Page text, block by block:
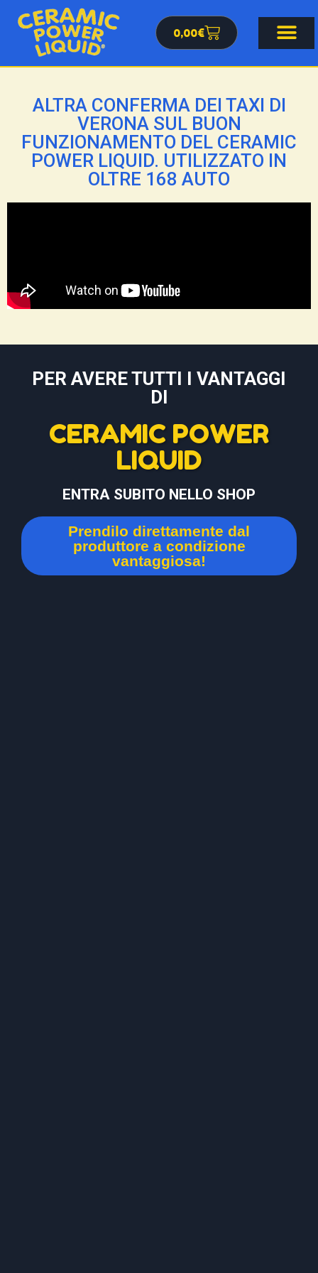
0,00€
ALTRA CONFERMA DEI TAXI DI
VERONA SUL BUON
FUNZIONAMENTO DEL CERAMIC
POWER LIQUID. UTILIZZATO IN
OLTRE 168 AUTO
PER AVERE TUTTI I VANTAGGI
DI
CERAMIC POWER
LIQUID
ENTRA SUBITO NELLO SHOP
Prendilo direttamente dal
produttore a condizione
vantaggiosa!